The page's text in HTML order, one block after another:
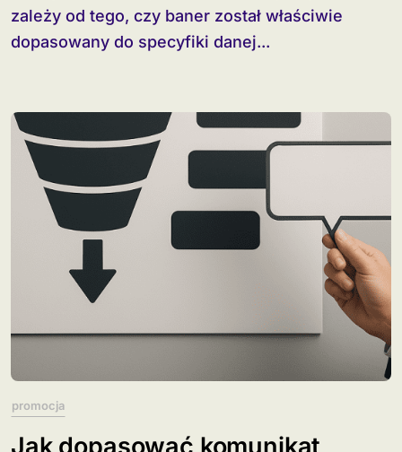
zależy od tego, czy baner został właściwie
dopasowany do specyfiki danej...
promocja